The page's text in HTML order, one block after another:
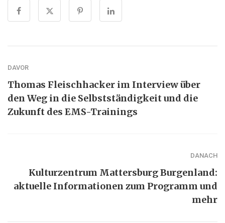
DAVOR
Thomas Fleischhacker im Interview über
den Weg in die Selbstständigkeit und die
Zukunft des EMS-Trainings
DANACH
Kulturzentrum Mattersburg Burgenland:
aktuelle Informationen zum Programm und
mehr